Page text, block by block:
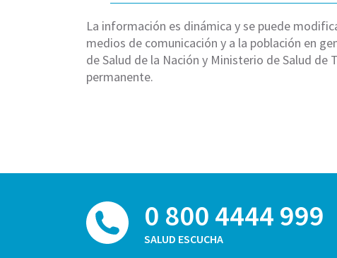
La información es dinámica y se puede
medios de comunicación y a la población en
de Salud de la Nación y Ministerio de Salud
permanente.
0 800 4444 999
SALUD ESCUCHA